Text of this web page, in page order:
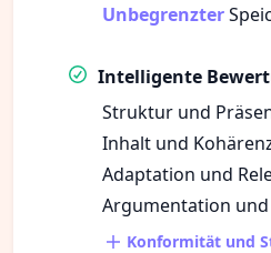
Unbegrenzter
Intelligente
Struktur und
Inhalt und
Adaptation und
Argumentation
Konformität und